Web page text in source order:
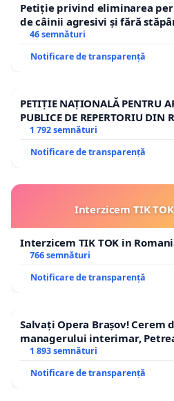
Petiție privind eliminarea
de câinii agresivi și fără
46 semnături
Notificare de transparență
PETIȚIE NAȚIONALĂ PENTRU
PUBLICE DE REPERTORIU DIN
1 792 semnături
Notificare de transparență
Interzicem TIK
Interzicem TIK TOK in
766 semnături
Notificare de transparență
Salvați Opera Brașov! Cerem
managerului interimar,
1 893 semnături
Notificare de transparență